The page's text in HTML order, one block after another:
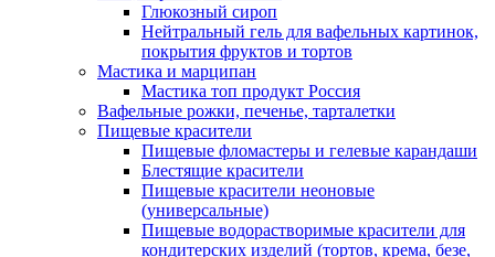
Глюкозный сироп
Нейтральный гель для вафельных картинок,
покрытия фруктов и тортов
Мастика и марципан
Мастика топ продукт Россия
Вафельные рожки, печенье, тарталетки
Пищевые красители
Пищевые фломастеры и гелевые карандаши
Блестящие красители
Пищевые красители неоновые
(универсальные)
Пищевые водорастворимые красители для
кондитерских изделий (тортов, крема, безе,